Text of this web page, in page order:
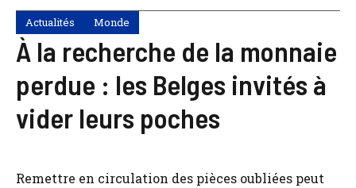
Actualités Monde
À la recherche de la monnaie
perdue : les Belges invités à
vider leurs poches
Remettre en circulation des pièces oubliées peut